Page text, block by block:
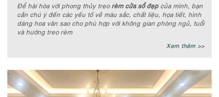
Để hài hòa với phong thủy treo rèm cửa sổ đẹpcủa mình, bạn
cần chú ý đến các yếu tố về màu sắc, chất liệu, họa tiết, hình
dáng hoa văn sao cho phù hợp với không gian phòng ngủ, tuổi
và hướng treo rèm
Xem thêm >>